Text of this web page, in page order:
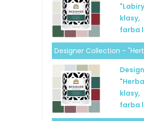
farba
Designer Collection -
farba